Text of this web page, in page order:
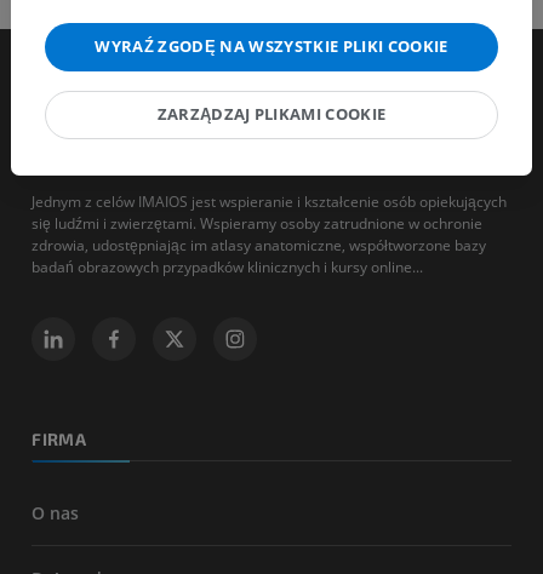
Jednym z celów IMAIOS jest wspieranie i kształcenie osób opiekujących
się ludźmi i zwierzętami. Wspieramy osoby zatrudnione w ochronie
zdrowia, udostępniając im atlasy anatomiczne, współtworzone bazy
badań obrazowych przypadków klinicznych i kursy online...
FIRMA
O nas
WYRAŹ ZGODĘ NA WSZYSTKIE PLIKI COOKIE
ZARZĄDZAJ PLIKAMI COOKIE